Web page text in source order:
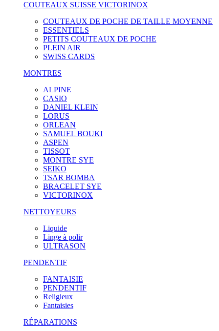
COUTEAUX SUISSE VICTORINOX
COUTEAUX DE POCHE DE TAILLE MOYENNE
ESSENTIELS
PETITS COUTEAUX DE POCHE
PLEIN AIR
SWISS CARDS
MONTRES
ALPINE
CASIO
DANIEL KLEIN
LORUS
ORLEAN
SAMUEL BOUKI
ASPEN
TISSOT
MONTRE SYE
SEIKO
TSAR BOMBA
BRACELET SYE
VICTORINOX
NETTOYEURS
Liquide
Linge à polir
ULTRASON
PENDENTIF
FANTAISIE
PENDENTIF
Religieux
Fantaisies
RÉPARATIONS